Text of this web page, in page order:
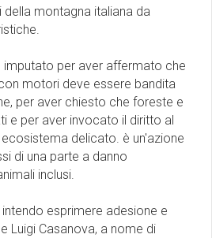
della montagna italiana da
imputato per aver affermato che
motori deve essere bandita
per aver chiesto che foreste e
e per aver invocato il diritto al
delicato. è un'azione
di una parte a danno
inclusi.
esprimere adesione e
Luigi Casanova, a nome di